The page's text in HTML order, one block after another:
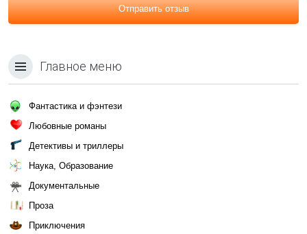
Отправить отзыв
Главное меню
Фантастика и фэнтези
Любовные романы
Детективы и триллеры
Наука, Образование
Документальные
Проза
Приключения